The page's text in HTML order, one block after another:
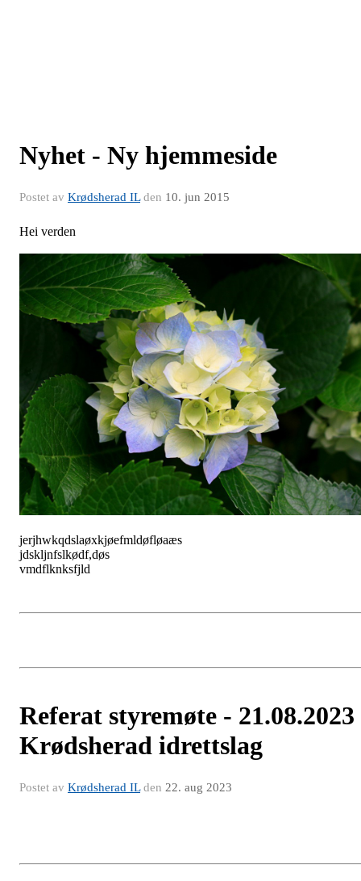
Nyhet - Ny hjemmeside
Postet av Krødsherad ILden 10. jun 2015
Hei verden
jerjhwkqdslaøxkjøefmldøfløaæs
jdskljnfslkødf,døs
vmdflknksfjld
Referat styremøte - 21.08.2023
Krødsherad idrettslag
Postet av Krødsherad ILden 22. aug 2023